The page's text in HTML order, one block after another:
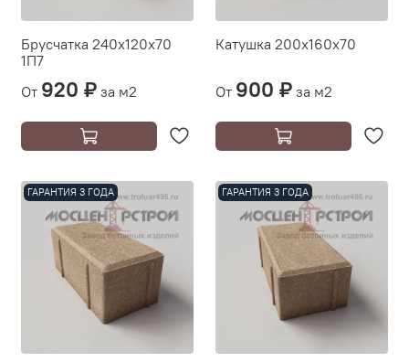
Брусчатка 240х120х70
1П7
От 920 ₽ за м2
Катушка 200х160х70
От 900 ₽ за м2
ГАРАНТИЯ 3 ГОДА ГАРАНТИЯ 3 ГОДА